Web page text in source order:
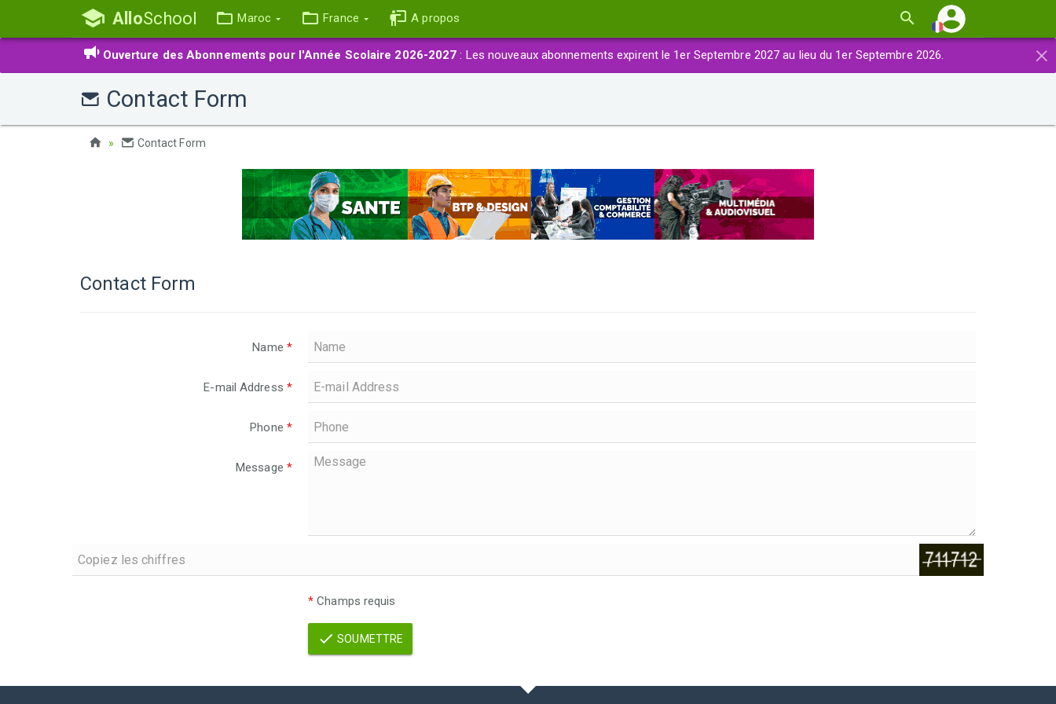
AlloSchool Maroc France A propos
×
Ouverture des Abonnements pour l'Année Scolaire 2026-2027 : Les nouveaux abonnements expirent le 1er Septembre 2027 au lieu du 1er Septembre 2026.
Contact Form
Contact Form
Contact Form
Name *
E-mail Address *
Phone *
Message *
* Champs requis
SOUMETTRE